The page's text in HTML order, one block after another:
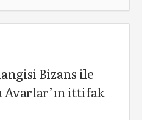
Bizans ile
Avarlar’ın ittifak